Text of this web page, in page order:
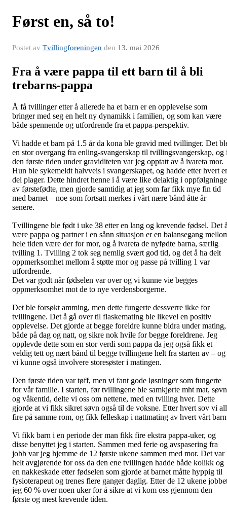
Først en, så to!
Postet av Tvillingforeningen den 13. mai 2026
Fra å være pappa til ett barn til å bli
trebarns-pappa
Å få tvillinger etter å allerede ha et barn er en opplevelse som
bringer med seg en helt ny dynamikk i familien, og som kan være
både spennende og utfordrende fra et pappa-perspektiv.
Vi hadde et barn på 1.5 år da kona ble gravid med tvillinger. Det
en stor overgang fra enling-svangerskap til tvillingsvangerskap, og
den første tiden under graviditeten var jeg opptatt av å ivareta mor.
Hun ble sykemeldt halvveis i svangerskapet, og hadde etter hvert
del plager. Dette hindret henne i å være like delaktig i
av førstefødte, men gjorde samtidig at jeg som far fikk mye fin tid
med barnet – noe som fortsatt merkes i vårt nære bånd åtte år
senere.
Tvillingene ble født i uke 38 etter en lang og krevende fødsel. Det
være pappa og partner i en sånn situasjon er en balansegang
hele tiden være der for mor, og å ivareta de nyfødte barna, særlig
tvilling 1. Tvilling 2 tok seg nemlig svært god tid, og det å ha delt
oppmerksomhet mellom å støtte mor og passe på tvilling 1 var
utfordrende.
Det var godt når fødselen var over og vi kunne vie begges
oppmerksomhet mot de to nye verdensborgerne.
Det ble forsøkt amming, men dette fungerte dessverre ikke for
tvillingene. Det å gå over til flaskemating ble likevel en positiv
opplevelse. Det gjorde at begge foreldre kunne bidra under mating,
både på dag og natt, og sikre nok hvile for begge foreldrene. Jeg
opplevde dette som en stor verdi som pappa da jeg også fikk et
veldig tett og nært bånd til begge tvillingene helt fra starten av – og
vi kunne også involvere storesøster i matingen.
Den første tiden var tøff, men vi fant gode løsninger som fungerte
for vår familie. I starten, før tvillingene ble samkjørte mht mat, søvn
og våkentid, delte vi oss om nettene, med en tvilling hver. Dette
gjorde at vi fikk sikret søvn også til de voksne. Etter hvert sov vi
fire på samme rom, og fikk felleskap i nattmating av hvert vårt
Vi fikk barn i en periode der man fikk fire ekstra pappa-uker, og
disse benyttet jeg i starten. Sammen med ferie og avspasering fra
jobb var jeg hjemme de 12 første ukene sammen med mor. Det var
helt avgjørende for oss da den ene tvillingen hadde både kolikk og
en nakkeskade etter fødselen som gjorde at barnet måtte hyppig til
fysioterapeut og trenes flere ganger daglig. Etter de 12 ukene
jeg 60 % over noen uker for å sikre at vi kom oss gjennom den
første og mest krevende tiden.